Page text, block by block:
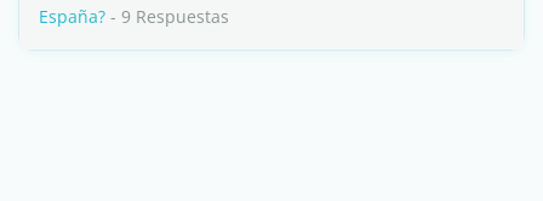
España? - 9 Respuestas